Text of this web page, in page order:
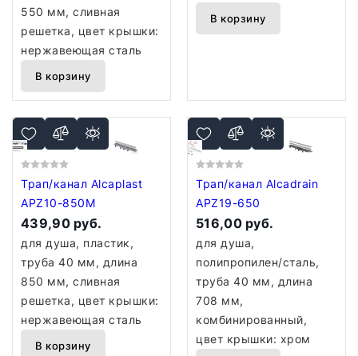
550 мм, сливная
решетка, цвет крышки:
нержавеющая сталь
В корзину
В корзину
Трап/канал Alcaplast
APZ10-850M
439,90 руб.
для душа, пластик,
труба 40 мм, длина
850 мм, сливная
решетка, цвет крышки:
нержавеющая сталь
В корзину
Трап/канал Alcadrain
APZ19-650
516,00 руб.
для душа,
полипропилен/сталь,
труба 40 мм, длина
708 мм,
комбинированный,
цвет крышки: хром